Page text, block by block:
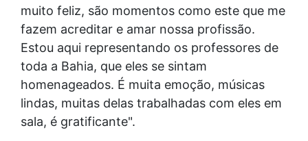
muito feliz, são momentos como este que me
fazem acreditar e amar nossa profissão.
Estou aqui representando os professores de
toda a Bahia, que eles se sintam
homenageados. É muita emoção, músicas
lindas, muitas delas trabalhadas com eles em
sala, é gratificante".